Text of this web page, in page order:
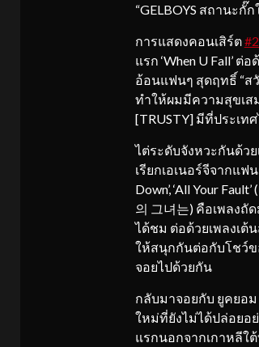
“GELBOYS สถานะ
การแสดงคอนเสิร์ต
แรก ‘When U Fall’
อ้อนแฟนๆ สุดฤทธิ์ “
ทำให้ผมมีความสุขเส
[TRUSTY] มีที่ประเท
ไต่ระดับจังหวะกันด้วย
เรียกเอเนอร์จีจากแฟน
Down’, ‘All Your
의 그녀는) คือเพลงถั
ได้ชม ต่อด้วยเพลงเต้น
ให้สนุกกันต่อกับโชว์ข
จอยไปด้วยกัน
กลับมาจอยกับ ยูคยอม ต่
ใหม่ที่ยังไม่ได้ปล่อยอย่
แรกนอกจากเกาหลีใต้